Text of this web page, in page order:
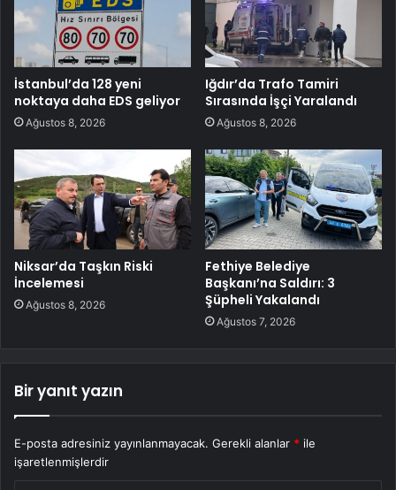
İstanbul’da 128 yeni
noktaya daha EDS geliyor
Ağustos 8, 2026
Iğdır’da Trafo Tamiri
Sırasında İşçi Yaralandı
Ağustos 8, 2026
Niksar’da Taşkın Riski
İncelemesi
Ağustos 8, 2026
Fethiye Belediye
Başkanı’na Saldırı: 3
Şüpheli Yakalandı
Ağustos 7, 2026
Bir yanıt yazın
E-posta adresiniz yayınlanmayacak. Gerekli alanlar * ile
işaretlenmişlerdir